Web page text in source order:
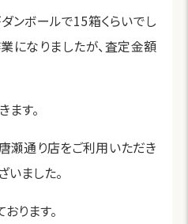
ンボールで15箱くらいでし
になりましたが、査定金額
す。
瀬通り店をご利用いただき
いました。
ります。